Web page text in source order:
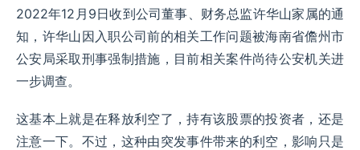
2022年12月9日收到公司董事、财务总监许华山家属的通
知，许华山因入职公司前的相关工作问题被海南省儋州市
公安局采取刑事强制措施，目前相关案件尚待公安机关进
一步调查。
这基本上就是在释放利空了，持有该股票的投资者，还是
注意一下。不过，这种由突发事件带来的利空，影响只是